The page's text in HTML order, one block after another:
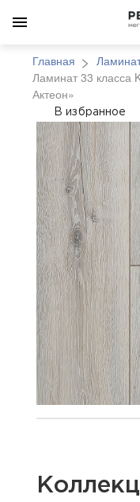
Главная
Ламинат 33 класса
Актеон»
В избранное